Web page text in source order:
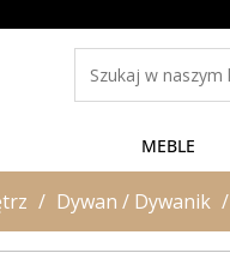
MEBLE
Dywan / Dywanik